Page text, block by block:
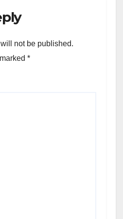
not be published.
*